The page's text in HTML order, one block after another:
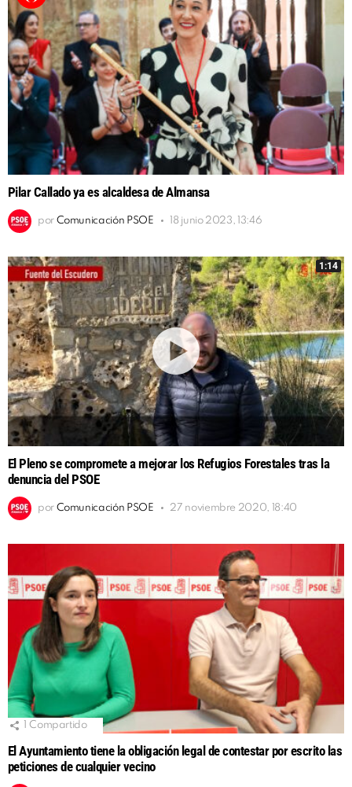
Pilar Callado ya es alcaldesa de Almansa
por Comunicación PSOE 18 junio 2023, 13:46
1:14
El Pleno se compromete a mejorar los Refugios Forestales tras la
denuncia del PSOE
por Comunicación PSOE 27 noviembre 2020, 18:40
Compartido
El Ayuntamiento tiene la obligación legal de contestar por escrito las
peticiones de cualquier vecino